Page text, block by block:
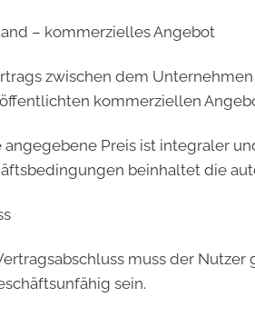
– kommerzielles Angebot
zwischen dem
kommerziellen
angegebene Preis ist integraler
beinhaltet die
muss der
sein.